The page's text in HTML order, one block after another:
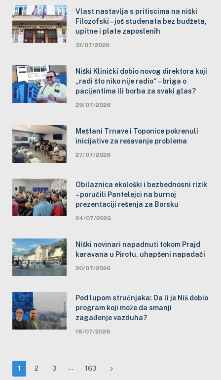
Vlast nastavlja s pritiscima na niški
Filozofski – još studenata bez budžeta,
upitne i plate zaposlenih
31/07/2026
Niški Klinički dobio novog direktora koji
„radi što niko nije radio“ – briga o
pacijentima ili borba za svaki glas?
29/07/2026
Meštani Trnave i Toponice pokrenuli
inicijative za rešavanje problema
27/07/2026
Obilaznica ekološki i bezbednosni rizik
– poručili Pantelejci na burnoj
prezentaciji rešenja za Borsku
24/07/2026
Niški novinari napadnuti tokom Prajd
karavana u Pirotu, uhapšeni napadači
20/07/2026
Pod lupom stručnjaka: Da li je Niš dobio
program koji može da smanji
zagađenje vazduha?
18/07/2026
1 2 3 … 163 Next